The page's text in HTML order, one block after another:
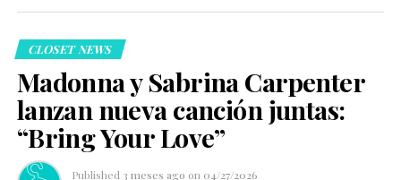
Una publicación compartida de El Clóset LGBT (@elclosetlgbt)
El posicionamiento de
2026, la artista ha criticado abiertamente a ICE, incluso
calificándolo de forma extrema en otras ocasiones y
apoyando movimientos proinmigrantes, lo que ha
generado tanto respaldo como críticas en redes
sociales. Su postura también se ha extendido a otros
CLOSET NEWS
Madonna y Sabrina Carpenter
lanzan nueva canción juntas:
“Bring Your Love”
Published 3 meses ago on 04/27/2026